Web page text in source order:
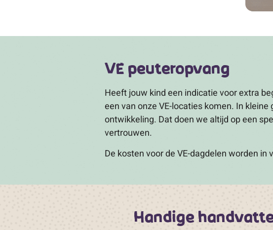
VE peuteropvang
Heeft jouw kind een indicatie voor extra
een van onze VE-locaties komen. In
ontwikkeling. Dat doen we altijd op een
vertrouwen.
De kosten voor de VE-dagdelen worden
Handige